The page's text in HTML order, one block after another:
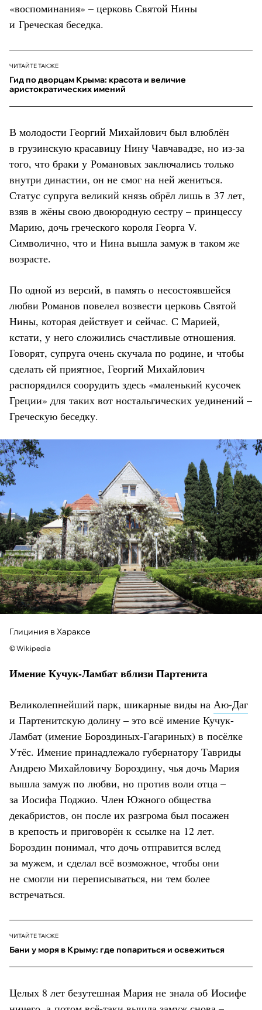
«воспоминания» – церковь Святой Нины
и Греческая беседка.
ЧИТАЙТЕ ТАКЖЕ
Гид по дворцам Крыма: красота и величие
аристократических имений
В молодости Георгий Михайлович был влюблён
в грузинскую красавицу Нину Чавчавадзе, но из-за
того, что браки у Романовых заключались только
внутри династии, он не смог на ней жениться.
Статус супруга великий князь обрёл лишь в 37 лет,
взяв в жёны свою двоюродную сестру – принцессу
Марию, дочь греческого короля Георга V.
Символично, что и Нина вышла замуж в таком же
возрасте.
По одной из версий, в память о несостоявшейся
любви Романов повелел возвести церковь Святой
Нины, которая действует и сейчас. С Марией,
кстати, у него сложились счастливые отношения.
Говорят, супруга очень скучала по родине, и чтобы
сделать ей приятное, Георгий Михайлович
распорядился соорудить здесь «маленький кусочек
Греции» для таких вот ностальгических уединений –
Греческую беседку.
Глициния в Хараксе
© Wikipedia
Имение Кучук-Ламбат вблизи Партенита
Великолепнейший парк, шикарные виды на Аю-Даг
и Партенитскую долину – это всё имение Кучук-
Ламбат (имение Бороздиных-Гагариных) в посёлке
Утёс. Имение принадлежало губернатору Тавриды
Андрею Михайловичу Бороздину, чья дочь Мария
вышла замуж по любви, но против воли отца –
за Иосифа Поджио. Член Южного общества
декабристов, он после их разгрома был посажен
в крепость и приговорён к ссылке на 12 лет.
Бороздин понимал, что дочь отправится вслед
за мужем, и сделал всё возможное, чтобы они
не смогли ни переписываться, ни тем более
встречаться.
ЧИТАЙТЕ ТАКЖЕ
Бани у моря в Крыму: где попариться и освежиться
Целых 8 лет безутешная Мария не знала об Иосифе